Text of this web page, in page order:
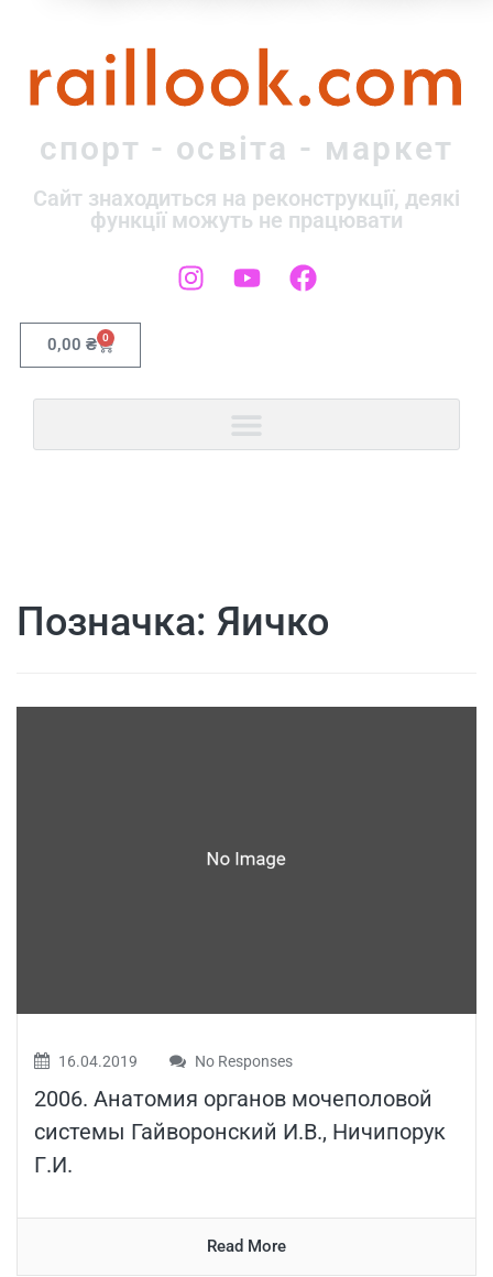
raillook.com
спорт - освіта - маркет
Сайт знаходиться на реконструкції, деякі
функції можуть не працювати
0,00 ₴ 0
Позначка: Яичко
16.04.2019 No Responses
2006. Анатомия органов мочеполовой
системы Гайворонский И.В., Ничипорук
Г.И.
Read More